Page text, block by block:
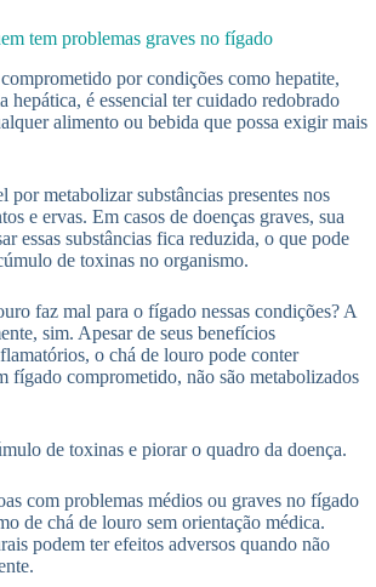
tem problemas graves no fígado
por condições como hepatite,
hepática, é essencial ter cuidado redobrado
alimento ou bebida que possa exigir mais
por metabolizar substâncias presentes nos
e ervas. Em casos de doenças graves, sua
essas substâncias fica reduzida, o que pode
de toxinas no organismo.
faz mal para o fígado nessas condições? A
sim. Apesar de seus benefícios
o chá de louro pode conter
fígado comprometido, não são metabolizados
de toxinas e piorar o quadro da doença.
com problemas médios ou graves no fígado
de chá de louro sem orientação médica.
podem ter efeitos adversos quando não